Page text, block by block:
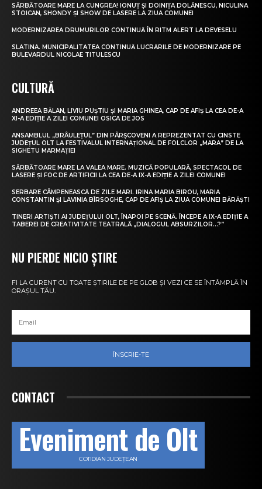
SĂRBĂTOARE MARE LA CUNGREA! IONUȚ ȘI DOINIȚA DOLĂNESCU, NICULINA
STOICAN, SHONDY ȘI SHOW DE LASERE LA ZIUA COMUNEI
MODERNIZAREA DRUMURILOR CONTINUĂ ÎN RITM ALERT LA DEVESELU
SLATINA. MUNICIPALITATEA CONTINUĂ LUCRĂRILE DE MODERNIZARE PE
BULEVARDUL NICOLAE TITULESCU
CULTURĂ
ANDREEA BĂLAN, LIVIU PUȘTIU ȘI MARIA GHINEA, CAP DE AFIȘ LA CEA DE-A
XI-A EDIȚIE A ZILEI COMUNEI OSICA DE JOS
ANSAMBLUL „BRÂULEȚUL” DIN PÂRȘCOVENI A REPREZENTAT CU CINSTE
JUDEȚUL OLT LA FESTIVALUL INTERNAȚIONAL DE FOLCLOR „MARA” DE LA
SIGHETU MARMAȚIEI
SĂRBĂTOARE MARE LA VALEA MARE. MUZICĂ POPULARĂ, SPECTACOL DE
LASERE ȘI FOC DE ARTIFICII LA CEA DE-A IX-A EDIȚIE A ZILEI COMUNEI
SERBARE CÂMPENEASCĂ DE ZILE MARI. IRINA MARIA BIROU, MARIA
CONSTANTIN ȘI LAVINIA BÎRSOGHE, CAP DE AFIȘ LA ZIUA COMUNEI BĂRĂȘTI
TINERI ARTIȘTI AI JUDEȚULUI OLT, ÎNAPOI PE SCENĂ. ÎNCEPE A IX-A EDIȚIE A
TABEREI DE CREATIVITATE TEATRALĂ „DIALOGUL ABSURZILOR…?”
NU PIERDE NICIO ȘTIRE
FI LA CURENT CU TOATE ȘTIRILE DE PE GLOB ȘI VEZI CE SE ÎNTÂMPLĂ ÎN
ORAȘUL TĂU.
ÎNSCRIE-TE
CONTACT
Eveniment de Olt
COTIDIAN JUDEȚEAN